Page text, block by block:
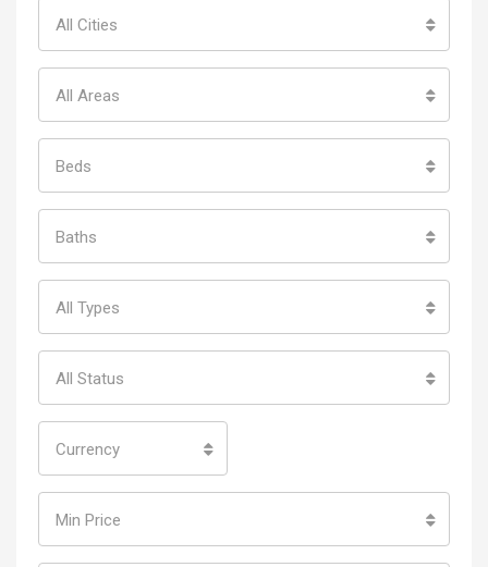
All Cities
All Areas
Beds
Baths
All Types
All Status
Currency
Min Price